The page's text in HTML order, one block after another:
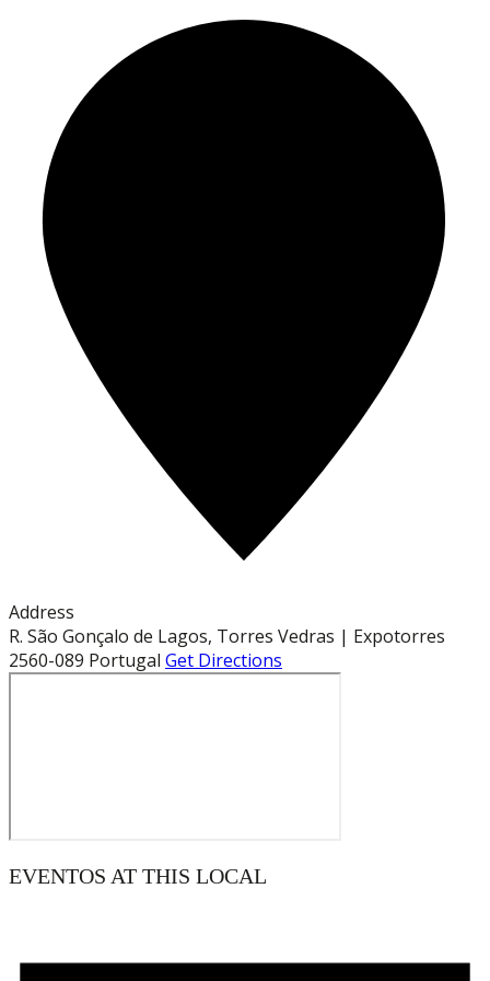
Address
R. São Gonçalo de Lagos, Torres Vedras | Expotorres
2560-089 Portugal Get Directions
EVENTOS AT THIS LOCAL